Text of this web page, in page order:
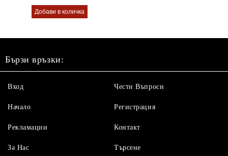
Бързи връзки:
Вход
Начало
Рекламации
За Нас
Чести Въпроси
Регистрация
Контакт
Търсене